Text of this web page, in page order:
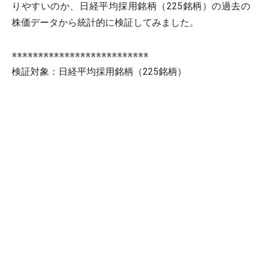
りやすいのか、日経平均採用銘柄（225銘柄）の過去の
株価データから統計的に検証してみました。
※※※※※※※※※※※※※※※※※※※※※※※※※※
検証対象：日経平均採用銘柄（225銘柄）